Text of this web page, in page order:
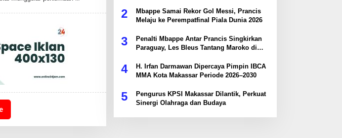
D
H
I
R
I
B
2
Mbappe Samai Rekor Gol Messi, Prancis
Melaju ke Perempatfinal Piala Dunia 2026
3
Penalti Mbappe Antar Prancis Singkirkan
Paraguay, Les Bleus Tantang Maroko di
4
H. Irfan Darmawan Dipercaya Pimpin IBCA
MMA Kota Makassar Periode 2026–2030
5
Pengurus KPSI Makassar Dilantik, Perkuat
Sinergi Olahraga dan Budaya